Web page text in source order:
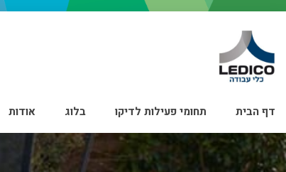
דף הבית תחומי פעילות לדיקו בלוג אודות